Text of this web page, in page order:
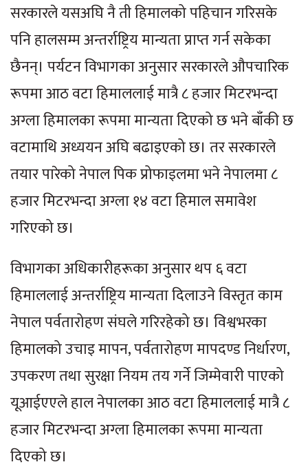
सरकारले यसअघि नै ती हिमालको पहिचान गरिसके
पनि हालसम्म अन्तर्राष्ट्रिय मान्यता प्राप्त गर्न सकेका
छैनन्। पर्यटन विभागका अनुसार सरकारले औपचारिक
रूपमा आठ वटा हिमाललाई मात्रै ८ हजार मिटरभन्दा
अग्ला हिमालका रूपमा मान्यता दिएको छ भने बाँकी छ
वटामाथि अध्ययन अघि बढाइएको छ। तर सरकारले
तयार पारेको नेपाल पिक प्रोफाइलमा भने नेपालमा ८
हजार मिटरभन्दा अग्ला १४ वटा हिमाल समावेश
गरिएको छ।
विभागका अधिकारीहरूका अनुसार थप ६ वटा
हिमाललाई अन्तर्राष्ट्रिय मान्यता दिलाउने विस्तृत काम
नेपाल पर्वतारोहण संघले गरिरहेको छ। विश्वभरका
हिमालको उचाइ मापन, पर्वतारोहण मापदण्ड निर्धारण,
उपकरण तथा सुरक्षा नियम तय गर्ने जिम्मेवारी पाएको
यूआईएएले हाल नेपालका आठ वटा हिमाललाई मात्रै ८
हजार मिटरभन्दा अग्ला हिमालका रूपमा मान्यता
दिएको छ।